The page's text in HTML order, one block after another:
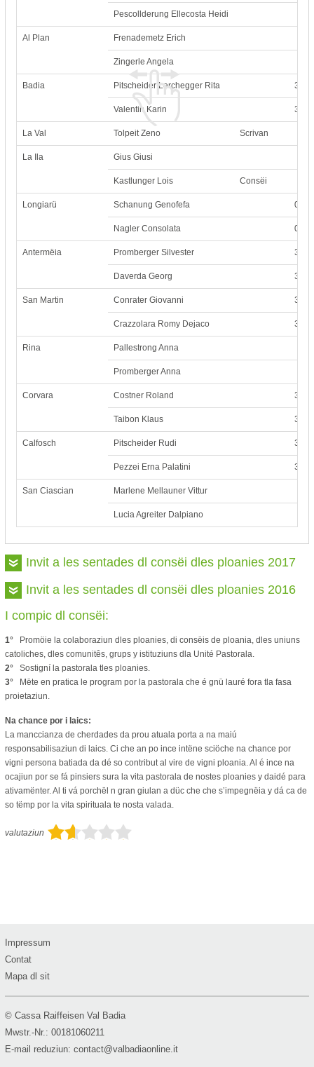
Pescollderung Ellecosta Heidi
Al Plan Frenademetz Erich
Zingerle Angela
Badia Pitscheider Lerchegger Rita 342/
Valentin Karin 338/
La Val Tolpeit Zeno Scrivan
La Ila Gius Giusi
Kastlunger Lois Consëi
Longiarü Schanung Genofefa
Nagler Consolata
Antermëia Promberger Silvester
Daverda Georg 348
San Martin Conrater Giovanni 335/
Crazzolara Romy Dejaco 339/
Rina Pallestrong Anna
Promberger Anna
Corvara Costner Roland 339/
Taibon Klaus 338/
Calfosch Pitscheider Rudi 333/
Pezzei Erna Palatini 335/
San Ciascian Marlene Mellauner Vittur
Lucia Agreiter Dalpiano
Invit a les sentades dl consëi dles ploanies 2017
Invit a les sentades dl consëi dles ploanies 2016
I compic dl consëi:
1° Promöie la colaboraziun dles ploanies, di consëis de ploania, dles uniuns
catoliches, dles comunitês, grups y istituziuns dla Unité Pastorala.
2° Sostigní la pastorala tles ploanies.
3°
Mëte en pratica le program por la pastorala che é gnü lauré fora tla fasa
proietaziun.
Na chance por i laics:
La manccianza de cherdades da prou atuala porta a na maiú
responsabilisaziun di laics. Ci che an po ince intëne sciöche na chance por
vigni persona batiada da dé so contribut al vire de vigni ploania. Al é ince na
ocajiun por se fá pinsiers sura la vita pastorala de nostes ploanies y daidé para
ativamënter. Al ti vá porchël n gran giulan a düc che che s’impegnëia y dá ca de
so tëmp por la vita spirituala te nosta valada.
valutaziun
Impressum
Contat
Mapa dl sit
© Cassa Raiffeisen Val Badia
Mwstr.-Nr.: 00181060211
E-mail reduziun: contact@valbadiaonline.it